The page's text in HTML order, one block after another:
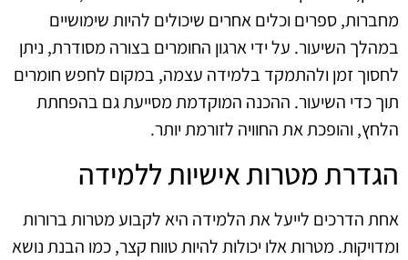
מחברות, ספרים וכלים אחרים שיכולים להיות שימושיים
במהלך השיעור. על ידי ארגון החומרים בצורה מסודרת, ניתן
לחסוך זמן ולהתמקד בלמידה עצמה, במקום לחפש חומרים
תוך כדי השיעור. ההכנה המוקדמת מסייעת גם בהפחתת
הלחץ, והופכת את החוויה לזורמת יותר.
הגדרת מטרות אישיות ללמידה
אחת הדרכים לייעל את הלמידה היא לקבוע מטרות ברורות
ומדויקות. מטרות אלו יכולות להיות טווח קצר, כמו הבנת נושא